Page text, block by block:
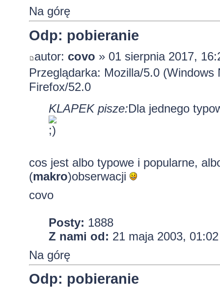
Na górę
Odp: pobieranie
autor: covo » 01 sierpnia 2017,
Przeglądarka: Mozilla/5.0
Firefox/52.0
KLAPEK pisze:Dla jednego
cos jest albo typowe i popularne,
(makro)obserwacji
covo
Posty: 1888
Z nami od: 21 maja 2003, 01:02
Na górę
Odp: pobieranie